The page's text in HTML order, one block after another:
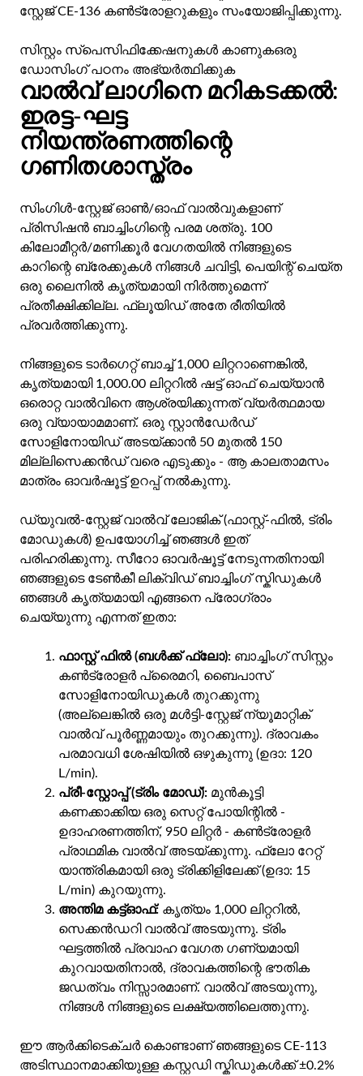
സ്റ്റേജ് CE-136 കൺട്രോളറുകളും സംയോജിപ്പിക്കുന്നു.
സിസ്റ്റം സ്പെസിഫിക്കേഷനുകൾ കാണുകഒരു
ഡോസിംഗ് പഠനം അഭ്യർത്ഥിക്കുക
വാൽവ് ലാഗിനെ മറികടക്കൽ:
ഇരട്ട-ഘട്ട
നിയന്ത്രണത്തിന്റെ
ഗണിതശാസ്ത്രം
സിംഗിൾ-സ്റ്റേജ് ഓൺ/ഓഫ് വാൽവുകളാണ്
പ്രിസിഷൻ ബാച്ചിംഗിന്റെ പരമ ശത്രു. 100
കിലോമീറ്റർ/മണിക്കൂർ വേഗതയിൽ നിങ്ങളുടെ
കാറിന്റെ ബ്രേക്കുകൾ നിങ്ങൾ ചവിട്ടി, പെയിന്റ് ചെയ്ത
ഒരു ലൈനിൽ കൃത്യമായി നിർത്തുമെന്ന്
പ്രതീക്ഷിക്കില്ല. ഫ്ലൂയിഡ് അതേ രീതിയിൽ
പ്രവർത്തിക്കുന്നു.
നിങ്ങളുടെ ടാർഗെറ്റ് ബാച്ച് 1,000 ലിറ്ററാണെങ്കിൽ,
കൃത്യമായി 1,000.00 ലിറ്ററിൽ ഷട്ട് ഓഫ് ചെയ്യാൻ
ഒരൊറ്റ വാൽവിനെ ആശ്രയിക്കുന്നത് വ്യർത്ഥമായ
ഒരു വ്യായാമമാണ്. ഒരു സ്റ്റാൻഡേർഡ്
സോളിനോയിഡ് അടയ്ക്കാൻ 50 മുതൽ 150
മില്ലിസെക്കൻഡ് വരെ എടുക്കും - ആ കാലതാമസം
മാത്രം ഓവർഷൂട്ട് ഉറപ്പ് നൽകുന്നു.
ഡ്യുവൽ-സ്റ്റേജ് വാൽവ് ലോജിക് (ഫാസ്റ്റ്-ഫിൽ, ട്രിം
മോഡുകൾ) ഉപയോഗിച്ച് ഞങ്ങൾ ഇത്
പരിഹരിക്കുന്നു. സീറോ ഓവർഷൂട്ട് നേടുന്നതിനായി
ഞങ്ങളുടെ ടേൺകീ ലിക്വിഡ് ബാച്ചിംഗ് സ്കിഡുകൾ
ഞങ്ങൾ കൃത്യമായി എങ്ങനെ പ്രോഗ്രാം
ചെയ്യുന്നു എന്നത് ഇതാ:
ഫാസ്റ്റ് ഫിൽ (ബൾക്ക് ഫ്ലോ): ബാച്ചിംഗ് സിസ്റ്റം
കൺട്രോളർ പ്രൈമറി, ബൈപാസ്
സോളിനോയിഡുകൾ തുറക്കുന്നു
(അല്ലെങ്കിൽ ഒരു മൾട്ടി-സ്റ്റേജ് ന്യൂമാറ്റിക്
വാൽവ് പൂർണ്ണമായും തുറക്കുന്നു). ദ്രാവകം
പരമാവധി ശേഷിയിൽ ഒഴുകുന്നു (ഉദാ: 120
L/min).
പ്രീ-സ്റ്റോപ്പ് (ട്രിം മോഡ്): മുൻകൂട്ടി
കണക്കാക്കിയ ഒരു സെറ്റ് പോയിന്റിൽ -
ഉദാഹരണത്തിന്, 950 ലിറ്റർ - കൺട്രോളർ
പ്രാഥമിക വാൽവ് അടയ്ക്കുന്നു. ഫ്ലോ റേറ്റ്
യാന്ത്രികമായി ഒരു ട്രിക്കിളിലേക്ക് (ഉദാ: 15
L/min) കുറയുന്നു.
അന്തിമ കട്ട്ഓഫ്: കൃത്യം 1,000 ലിറ്ററിൽ,
സെക്കൻഡറി വാൽവ് അടയുന്നു. ട്രിം
ഘട്ടത്തിൽ പ്രവാഹ വേഗത ഗണ്യമായി
കുറവായതിനാൽ, ദ്രാവകത്തിന്റെ ഭൗതിക
ജഡത്വം നിസ്സാരമാണ്. വാൽവ് അടയുന്നു,
നിങ്ങൾ നിങ്ങളുടെ ലക്ഷ്യത്തിലെത്തുന്നു.
ഈ ആർക്കിടെക്ചർ കൊണ്ടാണ് ഞങ്ങളുടെ CE-113
അടിസ്ഥാനമാക്കിയുള്ള കസ്റ്റഡി സ്കിഡുകൾക്ക് ±0.2%